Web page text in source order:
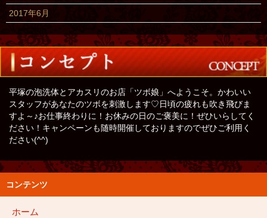
2017年6月
平塚の泡洗体とアカスリのお店「ツボ娘」へようこそ。かわいい
スタッフがあなたのツボを刺激します♡日頃の疲れも吹き飛びま
すよ～♪お仕事終わりに！お休みの日のご褒美に！ぜひいらしてく
ださい！キャンペーンも随時開催しておりますのでぜひご利用く
ださい(^^)
コンテンツ
ホーム